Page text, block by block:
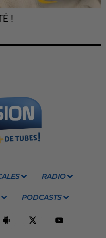
!
RADIO
PODCASTS